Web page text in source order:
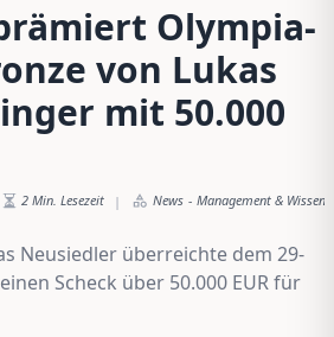
Olympia-
von Lukas
mit 50.000
2 Min. Lesezeit | News - Management & Wissen
Neusiedler überreichte dem 29-
Scheck über 50.000 EUR für